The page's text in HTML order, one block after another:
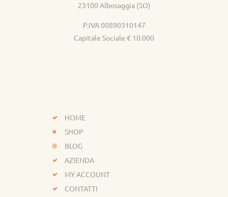
23100 Albosaggia (SO)
P.IVA 00890310147
Capitale Sociale € 10.000
HOME
SHOP
BLOG
AZIENDA
MY ACCOUNT
CONTATTI